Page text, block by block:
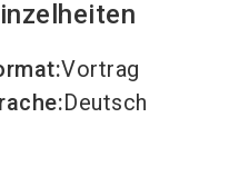
:Vortrag
:Deutsch